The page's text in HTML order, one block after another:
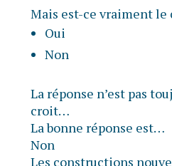
Mais est-ce vraiment le
Oui
Non
La réponse n’est pas
croit…
La bonne réponse est…
Non
Les constructions